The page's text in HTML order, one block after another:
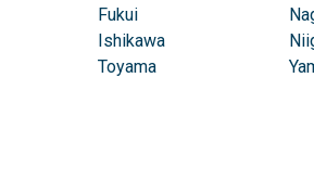
Fukui
Ishikawa
Toyama